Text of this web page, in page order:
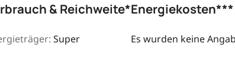
& Reichweite*
Super
Energiekosten***
Es wurden keine